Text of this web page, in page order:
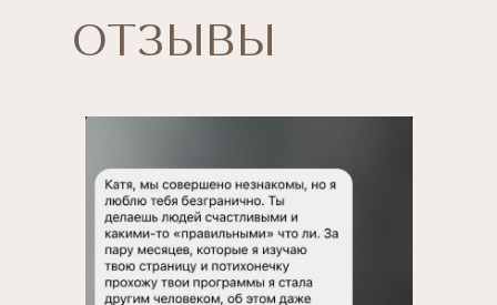
ОТЗЫВЫ